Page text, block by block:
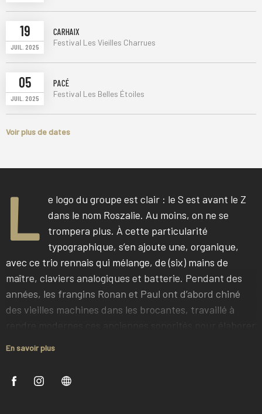
L
e logo du groupe est clair : le S est avant le Z
dans le nom Roszalie. Au moins, on ne se
trompera plus. À cette particularité
typographique, s’en ajoute une, organique,
avec ce trio rennais qui mélange, de (six) mains de
maître, claviers analogiques et batterie. Pendant des
années, les frangins Ronan et Paul ont d’abord chiné
des vieilles machines dans les brocantes, travaillé à
rendre modernes ces anciennes sonorités pour élaborer
Guillaume, batteur entre autres pour DBFC et Rachid
par la fratrie, tant humainement que musicalement,
En savoir plus
19
JUIL. 2025
CARHAIX
Festival Les Vieilles Charrues
05
JUIL. 2025
PACÉ
Festival Les Belles Étoiles
Voir plus de dates